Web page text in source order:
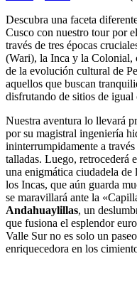
Descubra una faceta
Cusco con nuestro tour por el
través de tres épocas
(Wari), la Inca y la Colonial,
de la evolución cultural de
aquellos que buscan
disfrutando de sitios de
Nuestra aventura lo llevará
por su magistral ingeniería
ininterrumpidamente a
talladas. Luego, retrocederá
una enigmática ciudadela
los Incas, que aún guarda
se maravillará ante la
Andahuaylillas, un
que fusiona el esplendor
Valle Sur no es solo un
enriquecedora en los